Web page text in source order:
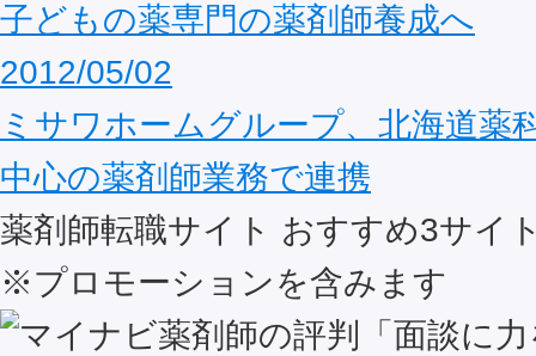
子どもの薬専門の薬剤師養成へ
2012/05/02
ミサワホームグループ、北海道薬
中心の薬剤師業務で連携
薬剤師転職サイト おすすめ3サイ
※プロモーションを含みます